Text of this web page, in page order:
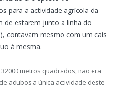
para a actividade agrícola da
de estarem junto à linha do
contavam mesmo com um cais
à mesma.
metros quadrados, não era
adubos a única actividade deste